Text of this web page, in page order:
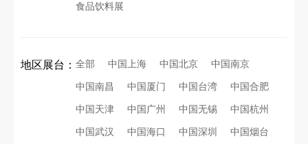
食品饮料展
地区展台： 全部 中国上海 中国北京 中国南京
中国南昌 中国厦门 中国台湾 中国合肥
中国天津 中国广州 中国无锡 中国杭州
中国武汉 中国海口 中国深圳 中国烟台